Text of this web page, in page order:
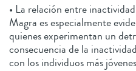
• La relación entre
Magra es especialmente
quienes experimentan un
consecuencia de la
con los individuos más